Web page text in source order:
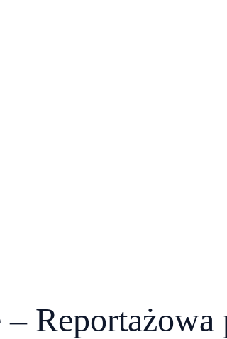
Reportażowa